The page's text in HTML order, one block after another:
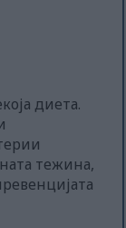
диета.
тежина,